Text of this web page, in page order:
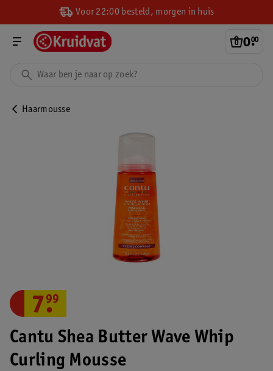
Voor 22:00 besteld, morgen in huis
0.
00
Haarmousse
Cantu Shea Butter Wave Whip
Curling Mousse
7.
99